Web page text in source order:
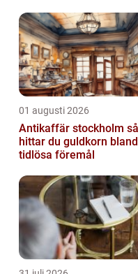
01 augusti 2026
Antikaffär stockholm så
hittar du guldkorn bland
tidlösa föremål